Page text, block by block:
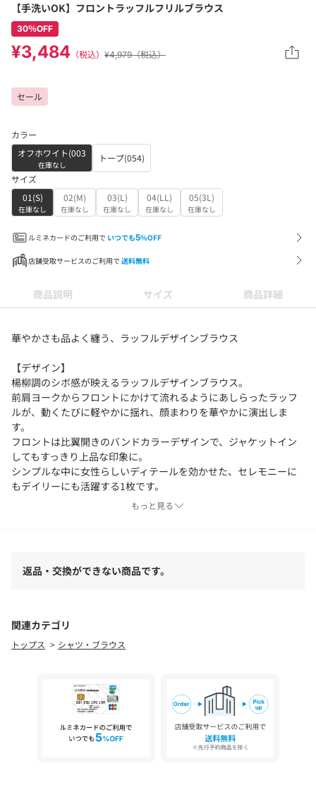
【手洗いOK】フロントラッフルフリルブラウス
30％OFF
¥3,484 （税込） ¥4,979（税込）
セール
カラー
オフホワイト(003
在庫なし
トープ(054)
サイズ
01(S)
在庫なし
02(M)
在庫なし
03(L)
在庫なし
04(LL)
在庫なし
05(3L)
在庫なし
ルミネカードのご利用で いつでも5%OFF
店舗受取サービスのご利用で 送料無料
商品説明 サイズ 商品詳細
華やかさも品よく纏う、ラッフルデザインブラウス
【デザイン】
楊柳調のシボ感が映えるラッフルデザインブラウス。
前肩ヨークからフロントにかけて流れるようにあしらったラッフ
ルが、動くたびに軽やかに揺れ、顔まわりを華やかに演出しま
す。
フロントは比翼開きのバンドカラーデザインで、ジャケットイン
してもすっきり上品な印象に。
シンプルな中に女性らしいディテールを効かせた、セレモニーに
もデイリーにも活躍する1枚です。
シワが目立ちにくく、お手入れも楽なのも嬉しい特徴です。
セレモニーシーンにはツイードジャケットを合わせて華やかに、
お仕事シーンにはテーパードパンツで知的に。
お出かけにはデニムを合わせて甘さを程よく抑えたスタイルもお
※照明の関係により、実際よりも色味が違って見える場合があり
ます。また、パソコン・スマートフォンなどの環境により、若干
製品と画像のカラーが異なる場合もございます。
もっと見る
返品・交換ができない商品です。
関連カテゴリ
トップス シャツ・ブラウス